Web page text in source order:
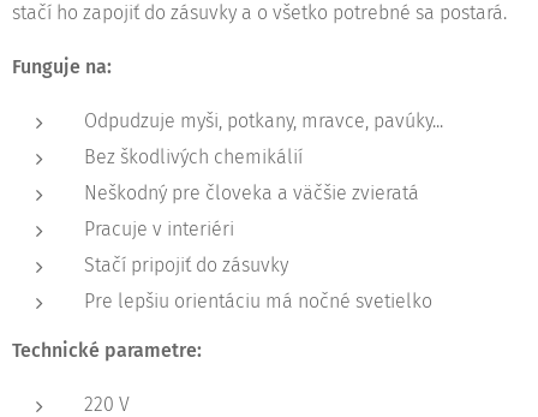
stačí ho zapojiť do zásuvky a o všetko potrebné sa postará.
Funguje na:
Odpudzuje myši, potkany, mravce, pavúky...
Bez škodlivých chemikálií
Neškodný pre človeka a väčšie zvieratá
Pracuje v interiéri
Stačí pripojiť do zásuvky
Pre lepšiu orientáciu má nočné svetielko
Technické parametre:
220 V